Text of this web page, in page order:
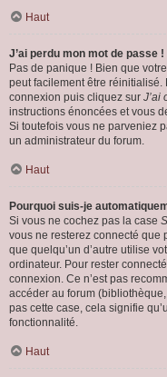
Haut
J’ai perdu mon mot de passe !
Pas de panique ! Bien que
peut facilement être réinitialisé.
connexion puis cliquez sur J’ai
instructions énoncées et vous
Si toutefois vous ne parveniez
un administrateur du forum.
Haut
Pourquoi suis-je
Si vous ne cochez pas la case
vous ne resterez connecté que
que quelqu’un d’autre utilise
ordinateur. Pour rester
connexion. Ce n’est pas
accéder au forum
pas cette case, cela signifie
fonctionnalité.
Haut